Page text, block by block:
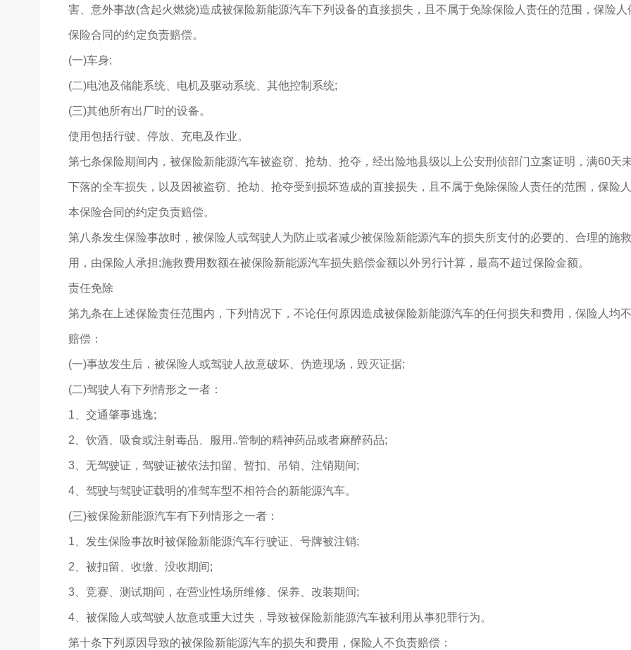
害、意外事故(含起火燃烧)造成被保险新能源汽车下列设备的直接损失，且不属于免除保险人责任的范围，保险人
保险合同的约定负责赔偿。
(一)车身;
(二)电池及储能系统、电机及驱动系统、其他控制系统;
(三)其他所有出厂时的设备。
使用包括行驶、停放、充电及作业。
第七条保险期间内，被保险新能源汽车被盗窃、抢劫、抢夺，经出险地县级以上公安刑侦部门立案证明，满60天
下落的全车损失，以及因被盗窃、抢劫、抢夺受到损坏造成的直接损失，且不属于免除保险人责任的范围，保险
本保险合同的约定负责赔偿。
第八条发生保险事故时，被保险人或驾驶人为防止或者减少被保险新能源汽车的损失所支付的必要的、合理的施
用，由保险人承担;施救费用数额在被保险新能源汽车损失赔偿金额以外另行计算，最高不超过保险金额。
责任免除
第九条在上述保险责任范围内，下列情况下，不论任何原因造成被保险新能源汽车的任何损失和费用，保险人均
赔偿：
(一)事故发生后，被保险人或驾驶人故意破坏、伪造现场，毁灭证据;
(二)驾驶人有下列情形之一者：
1、交通肇事逃逸;
2、饮酒、吸食或注射毒品、服用..管制的精神药品或者麻醉药品;
3、无驾驶证，驾驶证被依法扣留、暂扣、吊销、注销期间;
4、驾驶与驾驶证载明的准驾车型不相符合的新能源汽车。
(三)被保险新能源汽车有下列情形之一者：
1、发生保险事故时被保险新能源汽车行驶证、号牌被注销;
2、被扣留、收缴、没收期间;
3、竞赛、测试期间，在营业性场所维修、保养、改装期间;
4、被保险人或驾驶人故意或重大过失，导致被保险新能源汽车被利用从事犯罪行为。
第十条下列原因导致的被保险新能源汽车的损失和费用，保险人不负责赔偿：